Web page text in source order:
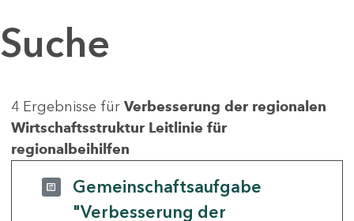
Suche
4 Ergebnisse für Verbesserung der regionalen
Wirtschaftsstruktur Leitlinie für
regionalbeihilfen
Gemeinschaftsaufgabe
"Verbesserung der